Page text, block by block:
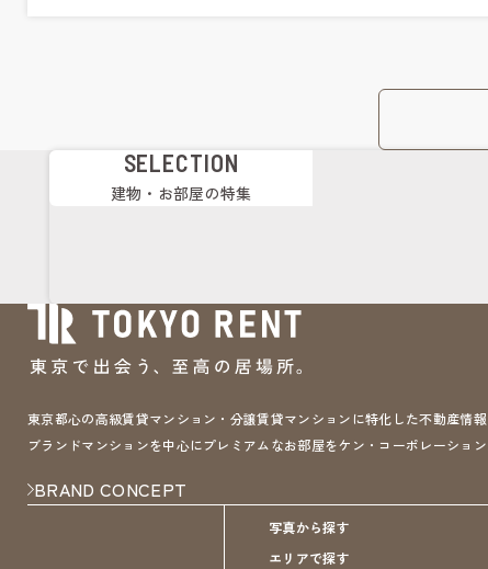
SELECTION
建物・お部屋の特集
東京都心の高級賃貸マンション・分譲賃貸マンションに特化した不動産情
ブランドマンションを中心にプレミアムなお部屋をケン・コーポレーショ
BRAND CONCEPT
写真から探す
エリアで探す